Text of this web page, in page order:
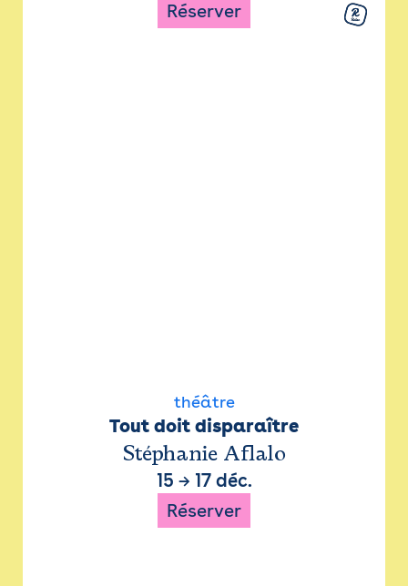
Réserver
théâtre
Tout doit disparaître
Stéphanie Aflalo
15 → 17 déc.
Réserver